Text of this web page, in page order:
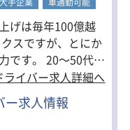
業所に到着後荷物
み後、高速道路を
発。
配送先に到着。そ
市のセンターへ
げは毎年100億越
スですが、とにか
です。 20～50代を
バーが多く活躍して
普段からスタッフ
仲が良いのも特
イバー求人詳細へ
ー求人情報